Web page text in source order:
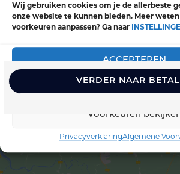
Wij gebruiken cookies om je de allerbeste
onze website te kunnen bieden. Meer
voorkeuren aanpassen? Ga naar
ACCEPTEREN
Voorkeuren
PrivacyverklaringAlgemene